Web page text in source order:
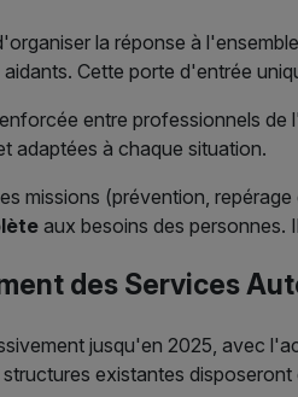
la réponse à
Cette porte d'entrée
entre professionnels de
adaptées à chaque situation.
missions (prévention,
aux besoins des personnes.
des Services
jusqu'en 2025, avec
existantes